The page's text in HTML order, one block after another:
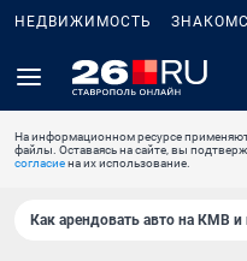
НЕДВИЖИМОСТЬ
На информационном ресурсе
файлы. Оставаясь на сайте, вы
согласиена их использование.
Как арендовать авто на КМВ и